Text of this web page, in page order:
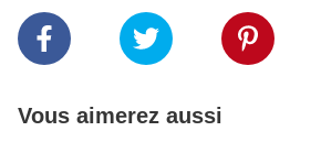
Vous aimerez aussi